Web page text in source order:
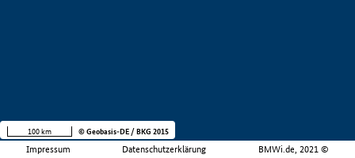
Impressum Datenschutzerklärung BMWi.de, 2021 ©
100 km © Geobasis-DE / BKG 2015